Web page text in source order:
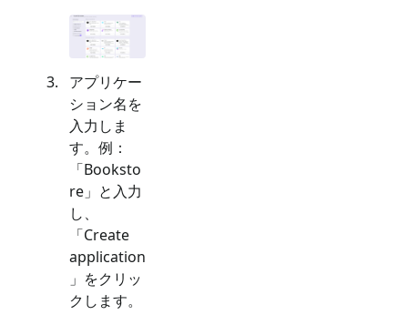
アプリケー
ション名を
入力しま
す。例：
「Booksto
re」と入力
し、
「Create
application
」をクリッ
クします。